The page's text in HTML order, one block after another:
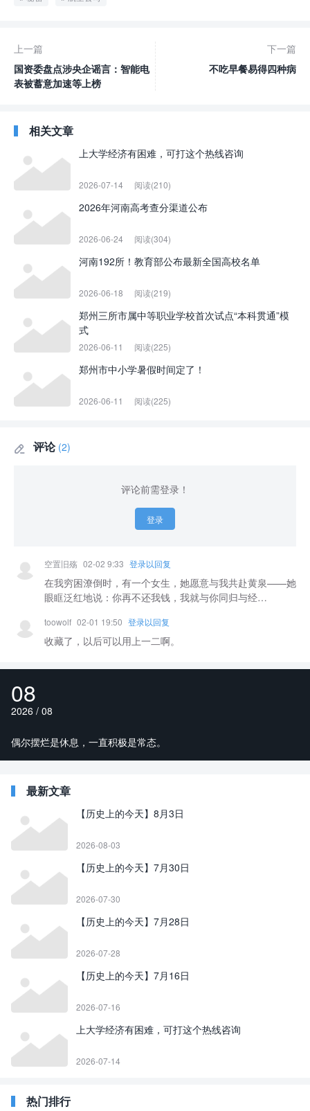
上一篇
国资委盘点涉央企谣言：智能电
表被蓄意加速等上榜
下一篇
不吃早餐易得四种病
相关文章
上大学经济有困难，可打这个热线咨询
2026-07-14 阅读(210)
2026年河南高考查分渠道公布
2026-06-24 阅读(304)
河南192所！教育部公布最新全国高校名单
2026-06-18 阅读(219)
郑州三所市属中等职业学校首次试点“本科贯通”模
式
2026-06-11 阅读(225)
郑州市中小学暑假时间定了！
2026-06-11 阅读(225)
 评论 (2)
评论前需登录！
登录
空置旧殇 02-02 9:33 登录以回复
在我穷困潦倒时，有一个女生，她愿意与我共赴黄泉——她
眼眶泛红地说：你再不还我钱，我就与你同归与经…
toowolf 02-01 19:50 登录以回复
收藏了，以后可以用上一二啊。
08
2026 / 08
偶尔摆烂是休息，一直积极是常态。
最新文章
【历史上的今天】8月3日
2026-08-03
【历史上的今天】7月30日
2026-07-30
【历史上的今天】7月28日
2026-07-28
【历史上的今天】7月16日
2026-07-16
上大学经济有困难，可打这个热线咨询
2026-07-14
热门排行